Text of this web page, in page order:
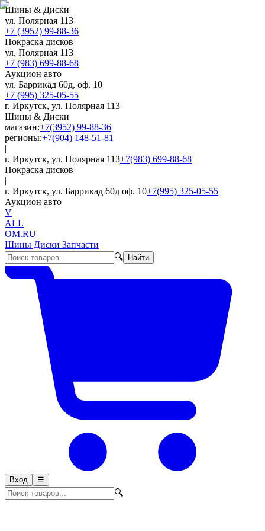
Шины & Диски
ул. Полярная 113
+7 (3952) 99-88-36
Покраска дисков
ул. Полярная 113
+7 (983) 699-88-68
Аукцион авто
ул. Баррикад 60д, оф. 10
+7 (995) 325-05-55
г. Иркутск, ул. Полярная 113
Шины & Диски
магазин:+7(3952) 99-88-36
регионы:+7(904) 148-51-81
|
г. Иркутск, ул. Полярная 113+7(983) 699-88-68
Покраска дисков
|
г. Иркутск, ул. Баррикад 60д оф. 10+7(995) 325-05-55
Аукцион авто
V
ALL
OM.RU
Шины Диски Запчасти
🔍
Найти
Вход ☰
🔍